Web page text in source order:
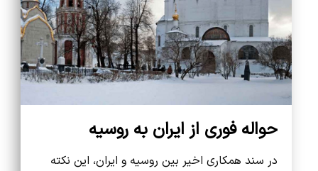
حواله فوری از ایران به روسیه
در سند همکاری اخیر بین روسیه و ایران، این نکته